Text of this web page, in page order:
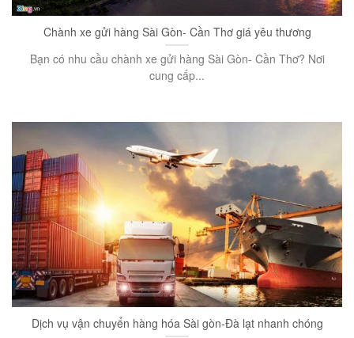
Chành xe gửi hàng Sài Gòn- Cần Thơ giá yêu thương
Bạn có nhu cầu chành xe gửi hàng Sài Gòn- Cần Thơ? Nơi
cung cấp...
Dịch vụ vận chuyển hàng hóa Sài gòn-Đà lạt nhanh chóng